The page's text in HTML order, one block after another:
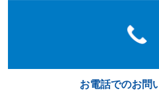
お電話でのお問